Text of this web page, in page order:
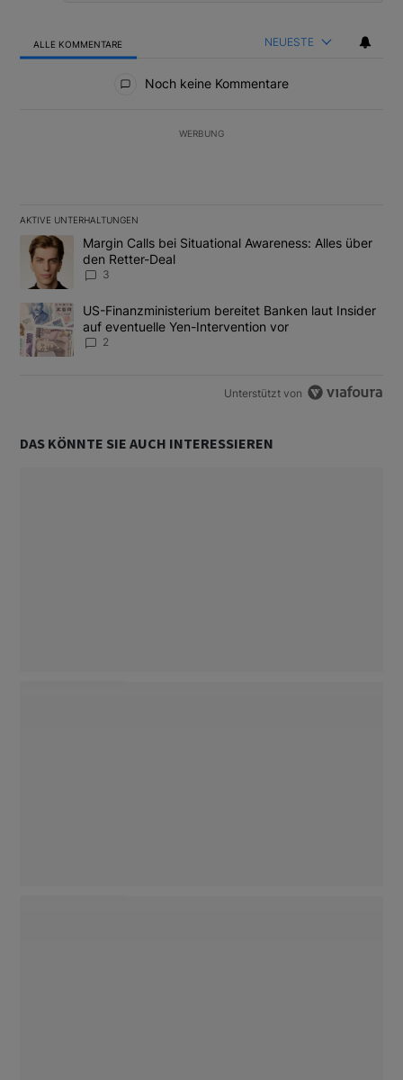
ALLE KOMMENTARE NEUESTE
Noch keine Kommentare
WERBUNG
AKTIVE UNTERHALTUNGEN
Das Folgende ist eine Liste der am meisten kommentierten
Ein Trendartikel mit dem Titel "Margin Calls bei Situational
Margin Calls bei Situational Awareness: Alles über
den Retter-Deal
3
Ein Trendartikel mit dem Titel "US-Finanzministerium bereitet
US-Finanzministerium bereitet Banken laut Insider
auf eventuelle Yen-Intervention vor
2
Unterstützt von
DAS KÖNNTE SIE AUCH INTERESSIEREN